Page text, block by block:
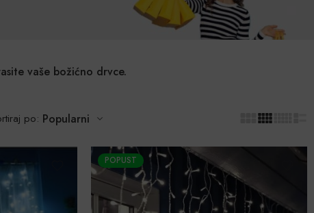
vaše božićno drvce.
po: Popularni
POPUST